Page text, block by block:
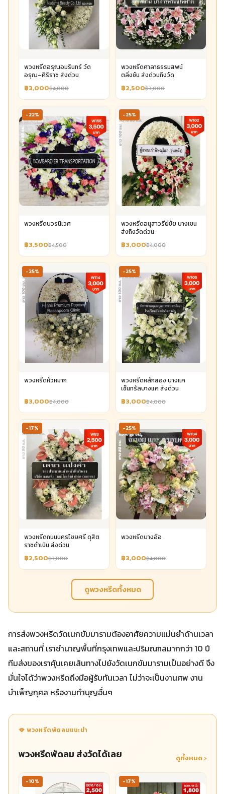
พวงหรีดอรุณอมรินทร์ วัด
อรุณ–ศิริราช ส่งด่วน
฿3,000฿4,000
พวงหรีดศาลาธรรมสพน์
ตลิ่งชัน ส่งด่วนถึงวัด
฿2,500฿3,000
-22%
พวงหรีดบวรนิเวศ
฿3,500฿4,500
-25%
พวงหรีดอนุสาวรีย์ชัย บางเขน
ส่งถึงวัดด่วน
฿3,000฿4,000
-25%
พวงหรีดหัวหมาก
฿3,000฿4,000
-25%
พวงหรีดหลักสอง บางแค
เซ็นทรัลบางแค ส่งด่วน
฿3,000฿4,000
-17%
พวงหรีดถนนนครไชยศรี ดุสิต
ราชดำเนิน ส่งด่วน
฿2,500฿3,000
-25%
พวงหรีดบางอ้อ
฿3,000฿4,000
ดูพวงหรีดทั้งหมด
การส่งพวงหรีดวัดเนกขัมมารามต้องอาศัยความแม่นยำด้านเวลา
และสถานที่ เราชำนาญพื้นที่กรุงเทพและปริมณฑลมากกว่า 10 ปี
ทีมส่งของเราคุ้นเคยเส้นทางไปยังวัดเนกขัมมารามเป็นอย่างดี จึง
มั่นใจได้ว่าพวงหรีดถึงมือผู้รับทันเวลา ไม่ว่าจะเป็นงานศพ งาน
บำเพ็ญกุศล หรืองานทำบุญอื่นๆ
🪭 พวงหรีดพัดลมแนะนำ
พวงหรีดพัดลม ส่งวัดได้เลย ดูทั้งหมด ›
-10% -17%